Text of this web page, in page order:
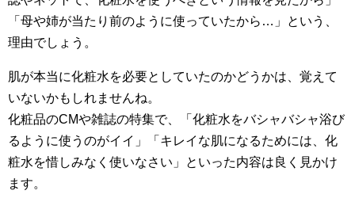
「母や姉が当たり前のように使っていたから…」という、
理由でしょう。
肌が本当に化粧水を必要としていたのかどうかは、覚えて
いないかもしれませんね。
化粧品のCMや雑誌の特集で、「化粧水をバシャバシャ浴び
るように使うのがイイ」「キレイな肌になるためには、化
粧水を惜しみなく使いなさい」といった内容は良く見かけ
ます。